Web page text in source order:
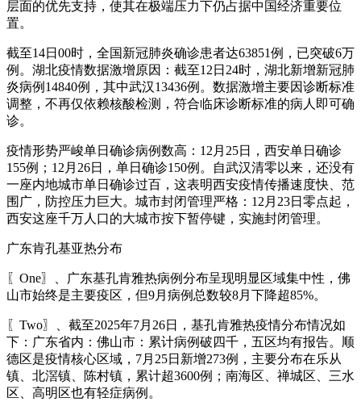
层面的优先支持，使其在极端压力下仍占据中国经济重要位
置。
截至14日00时，全国新冠肺炎确诊患者达63851例，已突破6万
例。湖北疫情数据激增原因：截至12日24时，湖北新增新冠肺
炎病例14840例，其中武汉13436例。数据激增主要因诊断标准
调整，不再仅依赖核酸检测，符合临床诊断标准的病人即可确
诊。
疫情形势严峻单日确诊病例数高：12月25日，西安单日确诊
155例；12月26日，单日确诊150例。自武汉清零以来，还没有
一座内地城市单日确诊过百，这表明西安疫情传播速度快、范
围广，防控压力巨大。城市封闭管理严格：12月23日零点起，
西安这座千万人口的大城市按下暂停键，实施封闭管理。
广东肯孔基亚热分布
〖One〗、广东基孔肯雅热病例分布呈现明显区域集中性，佛
山市始终是主要疫区，但9月病例总数较8月下降超85%。
〖Two〗、截至2025年7月26日，基孔肯雅热疫情分布情况如
下：广东省内：佛山市：累计病例破四千，五区均有报告。顺
德区是疫情核心区域，7月25日新增273例，主要分布在乐从
镇、北滘镇、陈村镇，累计超3600例；南海区、禅城区、三水
区、高明区也有轻症病例。